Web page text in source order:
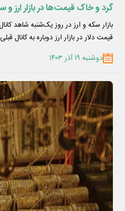
گرد و خاک قیمت‌ها در بازار ارز و
بازار سکه و ارز در روز یک‌شنبه شاهد
قیمت دلار در بازار ارز دوباره به کانال
دوشنبه ۱۹ آذر ۱۴۰۳